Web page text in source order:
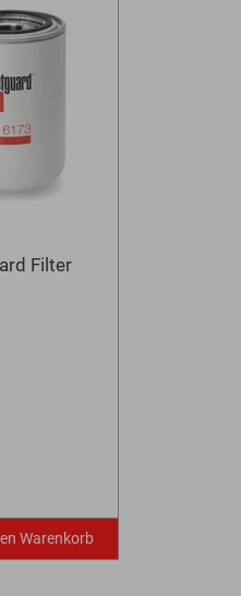
Filter
Warenkorb